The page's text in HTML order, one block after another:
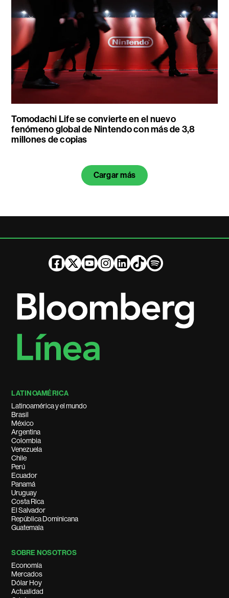
Tomodachi Life se convierte en el nuevo
fenómeno global de Nintendo con más de 3,8
millones de copias
Cargar más
LATINOAMÉRICA
Latinoamérica y el mundo
Brasil
México
Argentina
Colombia
Venezuela
Chile
Perú
Ecuador
Panamá
Uruguay
Costa Rica
El Salvador
República Dominicana
Guatemala
SOBRE NOSOTROS
Economía
Mercados
Dólar Hoy
Actualidad